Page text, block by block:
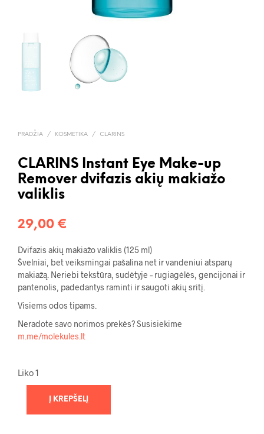
PRADŽIA / KOSMETIKA / CLARINS
CLARINS Instant Eye Make-up
Remover dvifazis akių makiažo
valiklis
29,00 €
Dvifazis akių makiažo valiklis (125 ml)
Švelniai, bet veiksmingai pašalina net ir vandeniui atsparų
makiažą. Neriebi tekstūra, sudėtyje – rugiagėlės, gencijonai ir
pantenolis, padedantys raminti ir saugoti akių sritį.
Visiems odos tipams.
Neradote savo norimos prekės? Susisiekime
m.me/molekules.lt
Liko 1
Į KREPŠELĮ